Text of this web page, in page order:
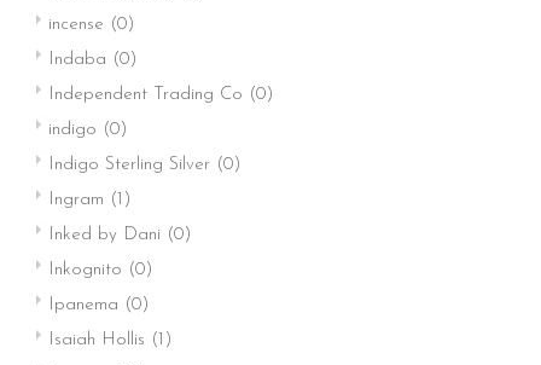
incense (0)
Indaba (0)
Independent Trading Co (0)
indigo (0)
Indigo Sterling Silver (0)
Ingram (1)
Inked by Dani (0)
Inkognito (0)
Ipanema (0)
Isaiah Hollis (1)